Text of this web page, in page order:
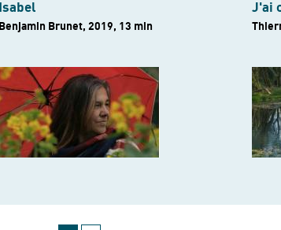
Isabel
Benjamin Brunet, 2019, 13 min
J'ai